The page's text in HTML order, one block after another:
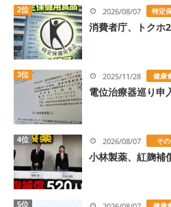
2位 2026/08/07 特定
消費者庁、トク
3位 2025/11/28 健康
電位治療器巡り申
4位 2026/08/07 そ
小林製薬、紅麹
5位